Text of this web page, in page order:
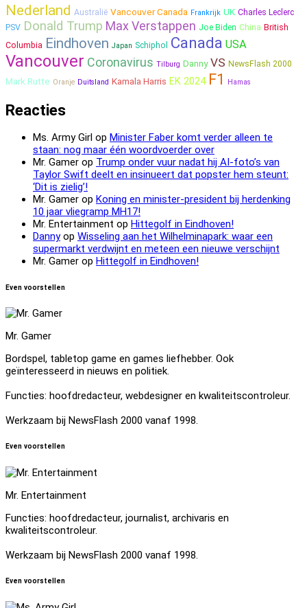
Nederland Australië Vancouver Canada Frankrijk UK Charles Leclerc
PSV Donald Trump Max Verstappen Joe Biden China British
Columbia Eindhoven Japan Schiphol Canada USA
Vancouver Coronavirus Tilburg Danny VS NewsFlash 2000
Mark Rutte Oranje Duitsland Kamala Harris EK 2024 F1 Hamas
Reacties
Ms. Army Girl op Minister Faber komt verder alleen te
staan: nog maar één woordvoerder over
Mr. Gamer op Trump onder vuur nadat hij AI-foto’s van
Taylor Swift deelt en insinueert dat popster hem steunt:
‘Dit is zielig’!
Mr. Gamer op Koning en minister-president bij herdenking
10 jaar vliegramp MH17!
Mr. Entertainment op Hittegolf in Eindhoven!
Dannyop Wisseling aan het Wilhelminapark: waar een
supermarkt verdwijnt en meteen een nieuwe verschijnt
Mr. Gamer op Hittegolf in Eindhoven!
Even voorstellen
Mr. Gamer
Bordspel, tabletop game en games liefhebber. Ook
geïnteresseerd in nieuws en politiek.
Functies: hoofdredacteur, webdesigner en kwaliteitscontroleur.
Werkzaam bij NewsFlash 2000 vanaf 1998.
Even voorstellen
Mr. Entertainment
Functies: hoofdredacteur, journalist, archivaris en
kwaliteitscontroleur.
Werkzaam bij NewsFlash 2000 vanaf 1998.
Even voorstellen